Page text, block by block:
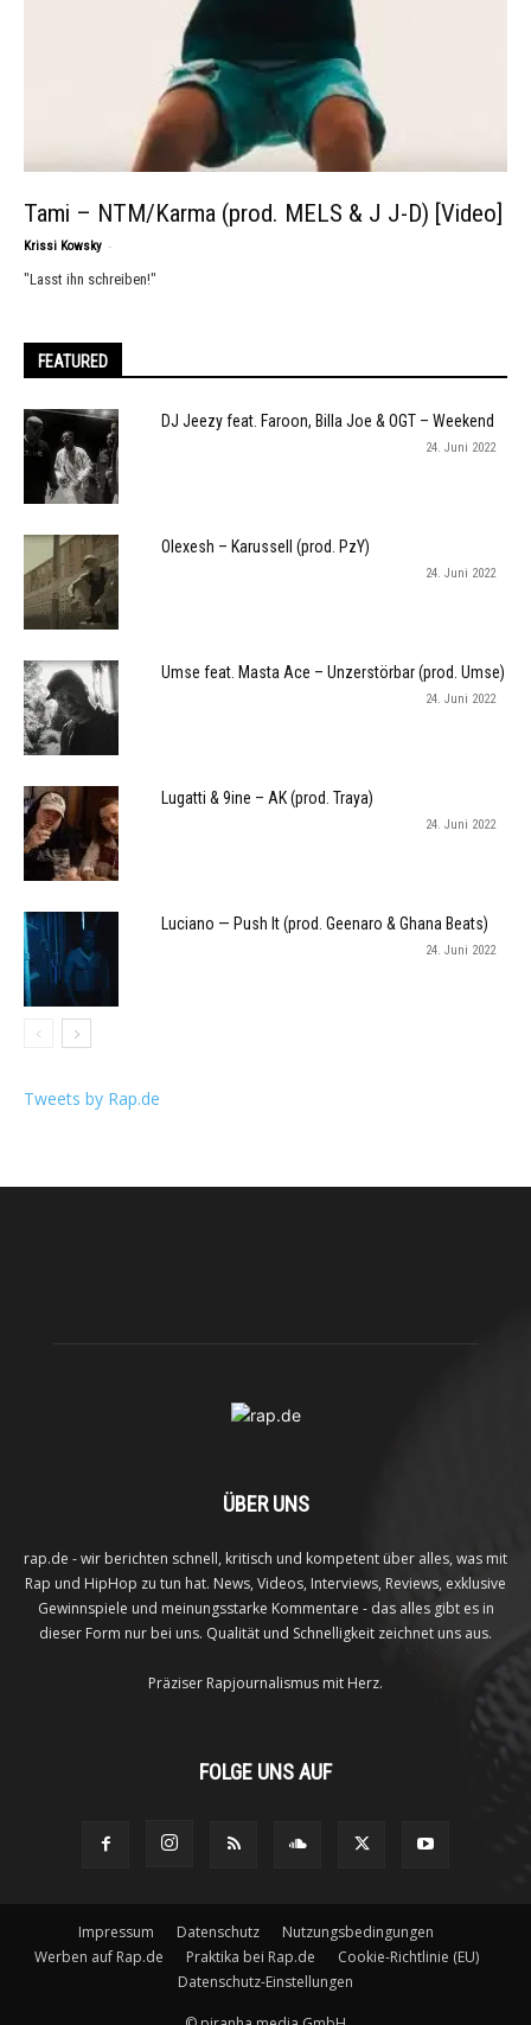
Tami – NTM/Karma (prod. MELS & J J-D) [Video]
Krissi Kowsky -
"Lasst ihn schreiben!"
FEATURED
DJ Jeezy feat. Faroon, Billa Joe & OGT – Weekend
24. Juni 2022
Olexesh – Karussell (prod. PzY)
24. Juni 2022
Umse feat. Masta Ace – Unzerstörbar (prod. Umse)
24. Juni 2022
Lugatti & 9ine – AK (prod. Traya)
24. Juni 2022
Luciano — Push It (prod. Geenaro & Ghana Beats)
24. Juni 2022
Tweets by Rap.de
ÜBER UNS
rap.de - wir berichten schnell, kritisch und kompetent über alles, was mit
Rap und HipHop zu tun hat. News, Videos, Interviews, Reviews, exklusive
Gewinnspiele und meinungsstarke Kommentare - das alles gibt es in
dieser Form nur bei uns. Qualität und Schnelligkeit zeichnet uns aus.
Präziser Rapjournalismus mit Herz.
FOLGE UNS AUF
Impressum Datenschutz
Nutzungsbedingungen
Werben auf Rap.de
Praktika bei Rap.de
Cookie-Richtlinie (EU)
Datenschutz-Einstellungen